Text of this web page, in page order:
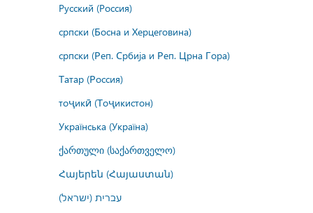
Русский (Россия)
српски (Босна и Херцеговина)
српски (Реп. Србија и Реп. Црна Гора)
Татар (Россия)
тоҷикӣ (Тоҷикистон)
Українська (Україна)
ქართული (საქართველო)
Հայերեն (Հայաստան)
עברית (ישראל)